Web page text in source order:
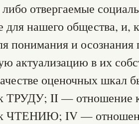
отвергаемые
для нашего общества, и,
понимания и
актуализацию в их
оценочных
к ТРУДУ; II —
к ЧТЕНИЮ; IV —